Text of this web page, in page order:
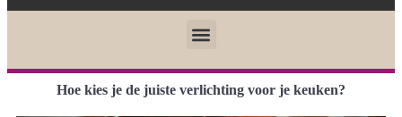
Hoe kies je de juiste verlichting voor je keuken?